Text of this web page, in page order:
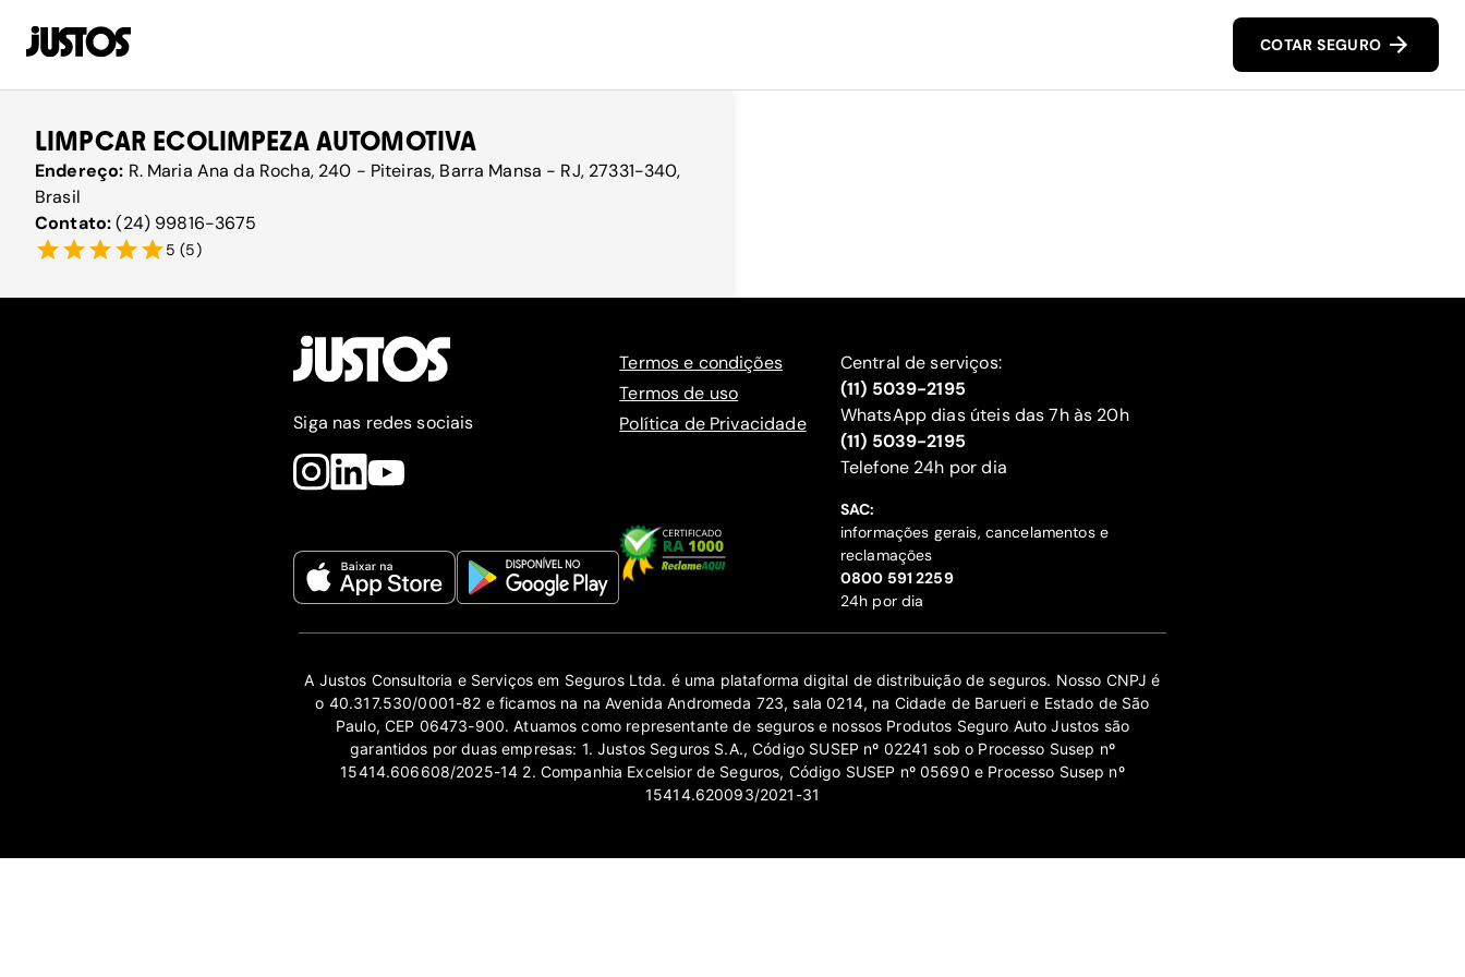
COTAR SEGURO
LIMPCAR ECOLIMPEZA AUTOMOTIVA
Endereço: R. Maria Ana da Rocha, 240 - Piteiras, Barra Mansa - RJ, 27331-340,
Brasil
Contato:(24) 99816-3675
5 (5)
Siga nas redes sociais
Termos e condições
Termos de uso
Política de Privacidade
Central de serviços:
(11) 5039-2195
WhatsApp dias úteis das 7h às 20h
(11) 5039-2195
‍Telefone 24h por dia
SAC:
informações gerais, cancelamentos e
reclamações
‍0800 591 2259
24h por dia
A Justos Consultoria e Serviços em Seguros Ltda. é uma plataforma digital de distribuição de seguros. Nosso CNPJ é
o 40.317.530/0001-82 e ficamos na na Avenida Andromeda 723, sala 0214, na Cidade de Barueri e Estado de São
Paulo, CEP 06473-900. Atuamos como representante de seguros e nossos Produtos Seguro Auto Justos são
garantidos por duas empresas: 1. Justos Seguros S.A., Código SUSEP nº 02241 sob o Processo Susep nº
15414.606608/2025-14 2. Companhia Excelsior de Seguros, Código SUSEP nº 05690 e Processo Susep nº
15414.620093/2021-31